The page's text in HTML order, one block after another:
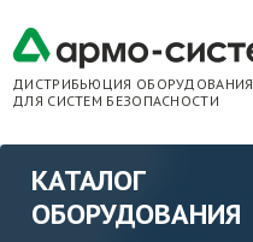
ДИСТРИБЬЮЦИЯ ОБОРУДОВАНИЯ
ДЛЯ СИСТЕМ БЕЗОПАСНОСТИ
КАТАЛОГ
ОБОРУДОВАНИЯ